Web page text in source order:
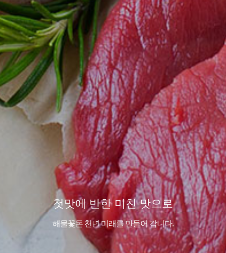
첫맛에 반한 미친 맛으로
해물꽃돈 천년 미래를 만들어 갑니다.